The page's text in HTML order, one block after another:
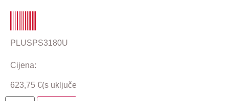
PLUSPS3180U
Cijena:
623,75 €(s uključenim PDV-om)